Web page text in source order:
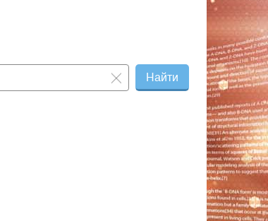
Найти